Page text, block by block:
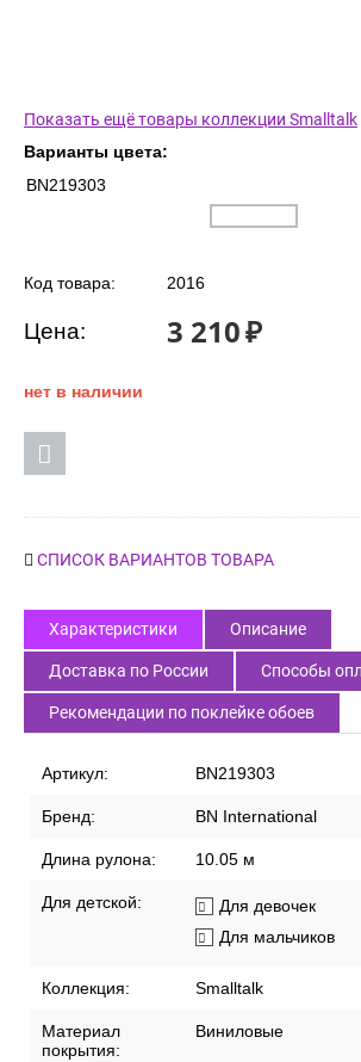
Показать ещё товары коллекции Smalltalk
Варианты цвета:
BN219303
Код товара: 2016
Цена: 3 210₽
нет в наличии
СПИСОК ВАРИАНТОВ ТОВАРА
Характеристики Описание
Доставка по России Способы
Рекомендации по поклейке обоев
Артикул: BN219303
Бренд: BN International
Длина рулона: 10.05 м
Для детской:
Для девочек
Для мальчиков
Коллекция: Smalltalk
Материал
покрытия:
Виниловые